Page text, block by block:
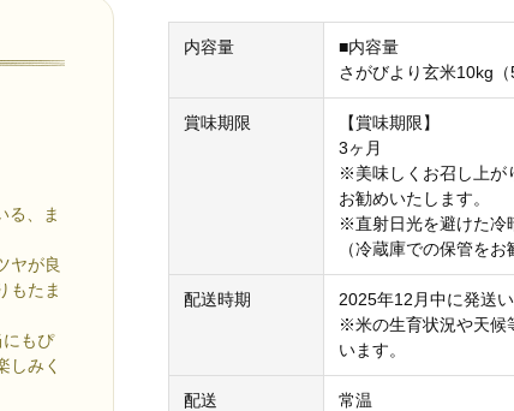
る、ま
ヤが良
もたま
もぴ
しみく
内容量
■内容量
さがびより玄米10kg
賞味期限
【賞味期限】
3ヶ月
※美味しくお召し上が
お勧めいたします。
※直射日光を避けた冷
（冷蔵庫での保管をお
配送時期
2025年12月中に発送い
※米の生育状況や天候
います。
配送 常温